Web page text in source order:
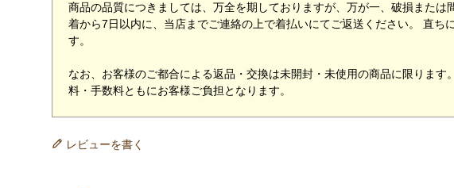
商品の品質につきましては、万全を期しておりますが、万が一、破損または
着から7日以内に、当店までご連絡の上で着払いにてご返送ください。 直ち
す。
なお、お客様のご都合による返品・交換は未開封・未使用の商品に限ります
料・手数料ともにお客様ご負担となります。
レビューを書く